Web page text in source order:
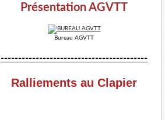
Présentation AGVTT
Bureau AGVTT
------------------------------------------
Ralliements au Clapier